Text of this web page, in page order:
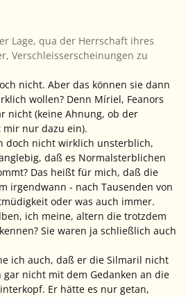
Lage, qua der Herrschaft ihres
Verschleisserscheinungen zu
nicht. Aber das können sie dann
wollen? Denn Míriel, Feanors
nicht (keine Ahnung, ob der
nur dazu ein).
doch nicht wirklich unsterblich,
daß es Normalsterblichen
Das heißt für mich, daß die
irgendwann - nach Tausenden von
oder was auch immer.
ich meine, altern die trotzdem
Sie waren ja schließlich auch
ich auch, daß er die Silmaril nicht
gar nicht mit dem Gedanken an die
Er hätte es nur getan,